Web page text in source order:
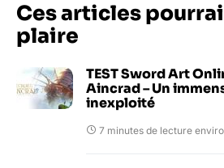
Ces articles
plaire
TEST Sword Art
Aincrad – Un
inexploité
7 minutes de lecture